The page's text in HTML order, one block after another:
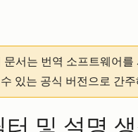
문서는 번역 소프트웨어
있는 공식 버전으로 간
및 설명